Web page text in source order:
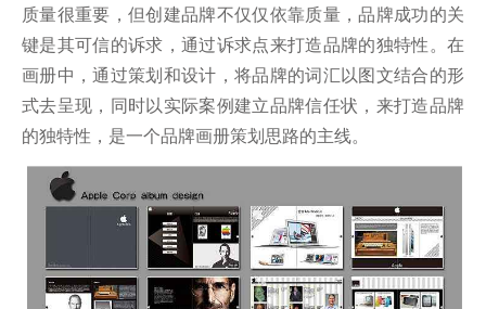
质量很重要，但创建品牌不仅仅依靠质量，品牌成功的关
键是其可信的诉求，通过诉求点来打造品牌的独特性。在
画册中，通过策划和设计，将品牌的词汇以图文结合的形
式去呈现，同时以实际案例建立品牌信任状，来打造品牌
的独特性，是一个品牌画册策划思路的主线。